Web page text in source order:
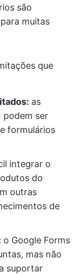
são
muitas
que
as
podem ser
formulários
integrar o
do
outras
de
o Google Forms
mas não
suportar